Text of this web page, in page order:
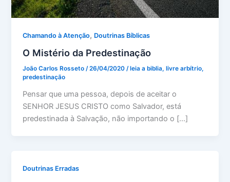
Chamando à Atenção, Doutrinas Bíblicas
O Mistério da Predestinação
João Carlos Rosseto/26/04/2020/ leia a biblia, livre arbítrio,
predestinação
Pensar que uma pessoa, depois de aceitar o
SENHOR JESUS CRISTO como Salvador, está
predestinada à Salvação, não importando o […]
Doutrinas Erradas